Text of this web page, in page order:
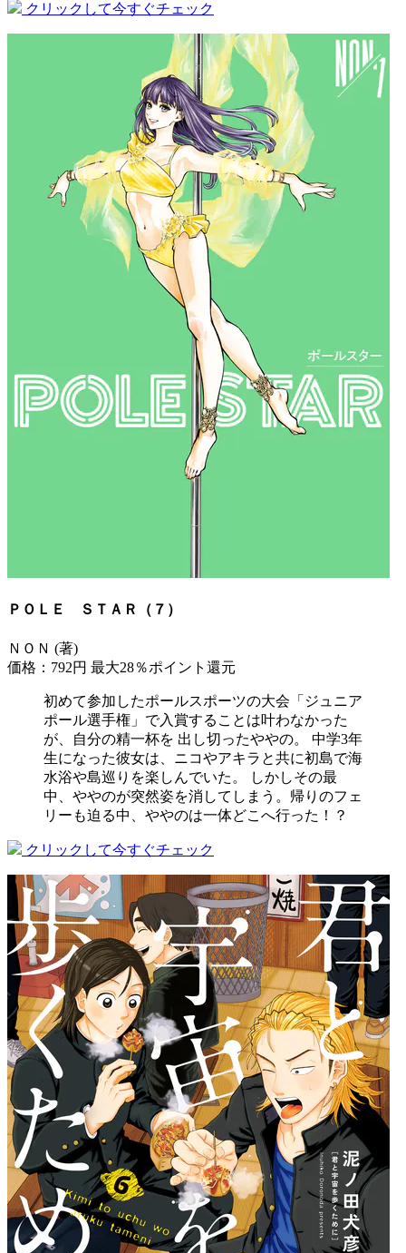
クリックして今すぐチェック
ＰＯＬＥ ＳＴＡＲ（７）
ＮＯＮ (著)
価格：792円 最大28％ポイント還元
初めて参加したポールスポーツの大会「ジュニア
ポール選手権」で入賞することは叶わなかった
が、自分の精一杯を 出し切ったややの。 中学3年
生になった彼女は、ニコやアキラと共に初島で海
水浴や島巡りを楽しんでいた。 しかしその最
中、ややのが突然姿を消してしまう。帰りのフェ
リーも迫る中、ややのは一体どこへ行った！？
クリックして今すぐチェック